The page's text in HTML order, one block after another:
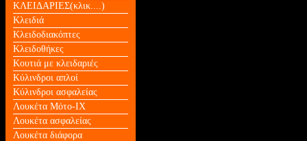
ΚΛΕΙΔΑΡΙΕΣ(κλικ....)
Κλειδιά
Κλειδοδιακόπτες
Κλειδοθήκες
Κουτιά με κλειδαριές
Κύλινδροι απλοί
Κύλινδροι ασφαλείας
Λουκέτα Mότο-ΙΧ
Λουκέτα ασφαλείας
Λουκέτα διάφορα